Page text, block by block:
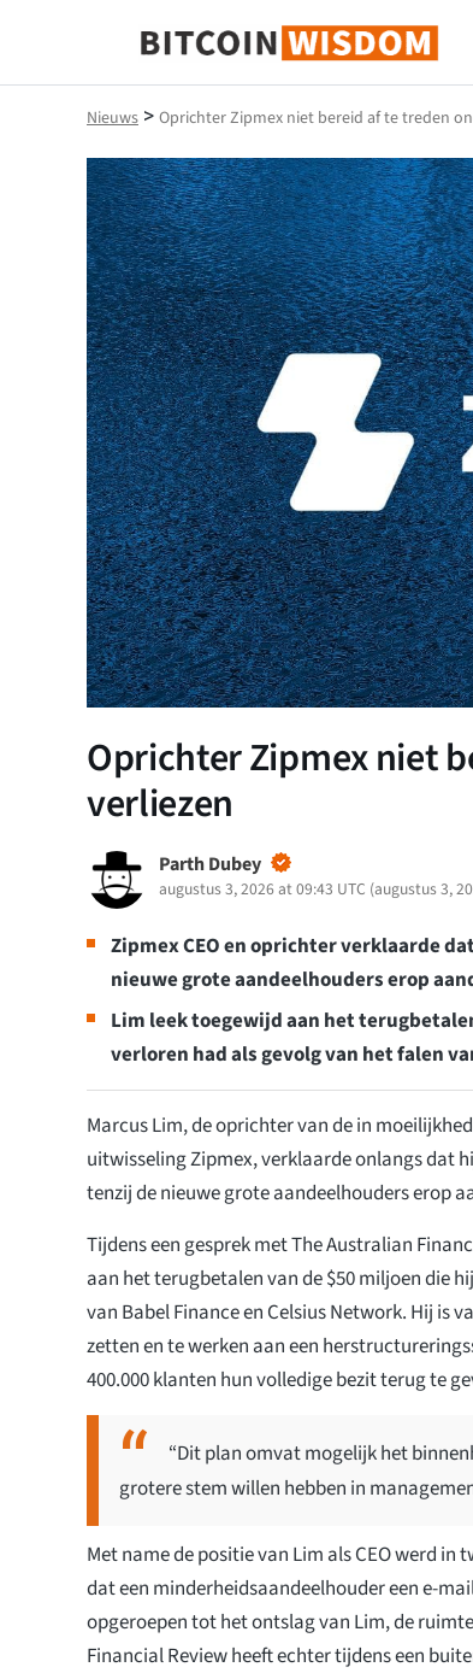
Bitcoin-wijsheid
Nieuws > Oprichter Zipmex niet bereid af te treden
Oprichter Zipmex niet
verliezen
Parth Dubey
augustus 3, 2026 at 09:43 UTC (augustus 3,
Zipmex CEO en oprichter verklaarde
nieuwe grote aandeelhouders erop
Lim leek toegewijd aan het
verloren had als gevolg van het falen
Marcus Lim, de oprichter van de in
uitwisseling Zipmex, verklaarde onlangs dat
tenzij de nieuwe grote aandeelhouders erop
Tijdens een gesprek met The Australian
aan het terugbetalen van de $50 miljoen die
van Babel Finance en Celsius Network. Hij is
zetten en te werken aan een
400.000 klanten hun volledige bezit terug te
“Dit plan omvat mogelijk het
grotere stem willen hebben in
Met name de positie van Lim als CEO werd
dat een minderheidsaandeelhouder een e-
opgeroepen tot het ontslag van Lim, de
Financial Review heeft echter tijdens een